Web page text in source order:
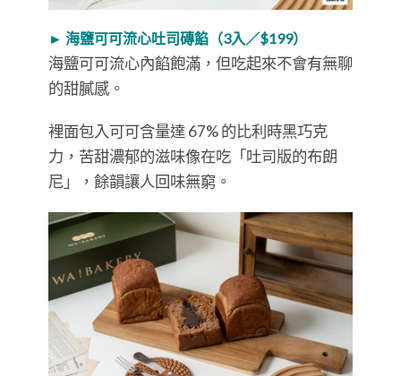
► 海鹽可可流心吐司磚餡（3入／$199）
海鹽可可流心內餡飽滿，但吃起來不會有無聊
的甜膩感。
裡面包入可可含量達 67% 的比利時黑巧克
力，苦甜濃郁的滋味像在吃「吐司版的布朗
尼」，餘韻讓人回味無窮。